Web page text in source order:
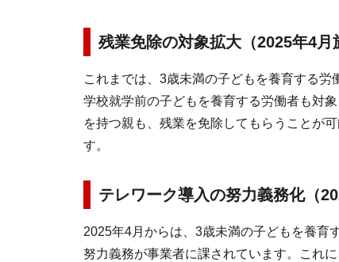
残業免除の対象拡大（2025年4月
これまでは、3歳未満の子どもを養育する
学校就学前の子どもを養育する労働者も対
を持つ親も、残業を免除してもらうことが
す。
テレワーク導入の努力義務化（
2025年4月からは、3歳未満の子どもを養育
努力義務が事業者に課されています。これ